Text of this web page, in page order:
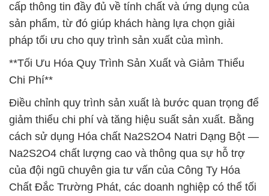
cấp thông tin đầy đủ về tính chất và ứng dụng của
sản phẩm, từ đó giúp khách hàng lựa chọn giải
pháp tối ưu cho quy trình sản xuất của mình.
**Tối Ưu Hóa Quy Trình Sản Xuất và Giảm Thiểu
Chi Phí**
Điều chỉnh quy trình sản xuất là bước quan trọng để
giảm thiểu chi phí và tăng hiệu suất sản xuất. Bằng
cách sử dụng Hóa chất Na2S2O4 Natri Dạng Bột —
Na2S2O4 chất lượng cao và thông qua sự hỗ trợ
của đội ngũ chuyên gia tư vấn của Công Ty Hóa
Chất Đắc Trường Phát, các doanh nghiệp có thể tối